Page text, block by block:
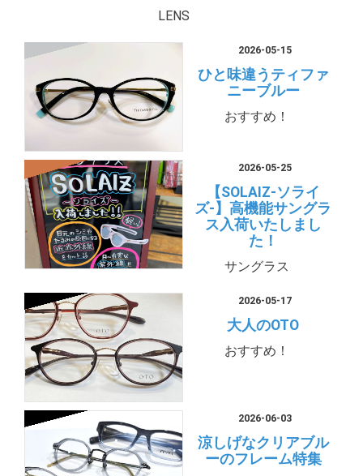
LENS
2026-05-15
ひと味違うティファ
ニーブルー
おすすめ！
2026-05-25
【SOLAIZ-ソライ
ズ-】高機能サングラ
ス入荷いたしまし
た！
サングラス
2026-05-17
大人のOTO
おすすめ！
2026-06-03
涼しげなクリアブル
ーのフレーム特集